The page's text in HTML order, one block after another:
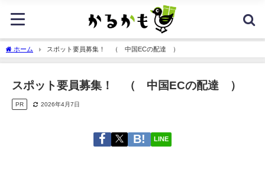
ホーム スポット要員募集！ （ 中国ECの配達 ）
スポット要員募集！ （ 中国ECの配達 ）
PR 2026年4月7日
LINE